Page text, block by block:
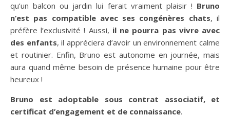
qu’un balcon ou jardin lui ferait vraiment plaisir ! Bruno
n’est pas compatible avec ses congénères chats, il
préfère l’exclusivité ! Aussi, il ne pourra pas vivre avec
des enfants, il appréciera d’avoir un environnement calme
et routinier. Enfin, Bruno est autonome en journée, mais
aura quand même besoin de présence humaine pour être
heureux !
Bruno est adoptable sous contrat associatif, et
certificat d’engagement et de connaissance.